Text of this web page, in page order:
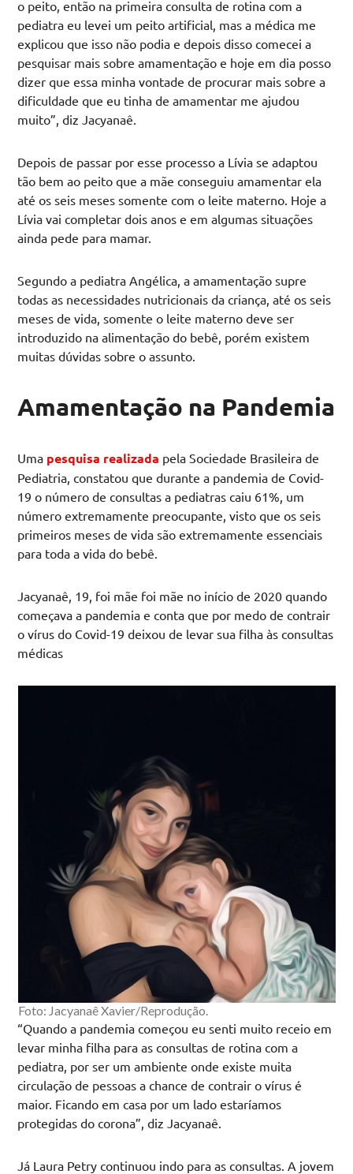
o peito, então na primeira consulta de rotina com a
pediatra eu levei um peito artificial, mas a médica me
explicou que isso não podia e depois disso comecei a
pesquisar mais sobre amamentação e hoje em dia posso
dizer que essa minha vontade de procurar mais sobre a
dificuldade que eu tinha de amamentar me ajudou
muito”, diz Jacyanaê.
Depois de passar por esse processo a Lívia se adaptou
tão bem ao peito que a mãe conseguiu amamentar ela
até os seis meses somente com o leite materno. Hoje a
Lívia vai completar dois anos e em algumas situações
ainda pede para mamar.
Segundo a pediatra Angélica, a amamentação supre
todas as necessidades nutricionais da criança, até os seis
meses de vida, somente o leite materno deve ser
introduzido na alimentação do bebê, porém existem
muitas dúvidas sobre o assunto.
Amamentação na Pandemia
Uma pesquisa realizada pela Sociedade Brasileira de
Pediatria, constatou que durante a pandemia de Covid-
19 o número de consultas a pediatras caiu 61%, um
número extremamente preocupante, visto que os seis
primeiros meses de vida são extremamente essenciais
para toda a vida do bebê.
Jacyanaê, 19, foi mãe foi mãe no início de 2020 quando
começava a pandemia e conta que por medo de contrair
o vírus do Covid-19 deixou de levar sua filha às consultas
médicas
Foto: Jacyanaê Xavier/Reprodução.
“Quando a pandemia começou eu senti muito receio em
levar minha filha para as consultas de rotina com a
pediatra, por ser um ambiente onde existe muita
circulação de pessoas a chance de contrair o vírus é
maior. Ficando em casa por um lado estaríamos
protegidas do corona”, diz Jacyanaê.
Já Laura Petry continuou indo para as consultas. A jovem